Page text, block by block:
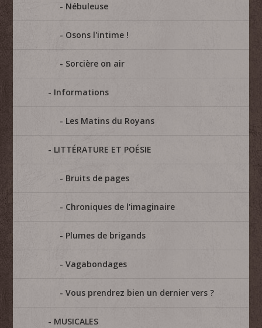
Nébuleuse
Osons l'intime !
Sorcière on air
Informations
Les Matins du Royans
LITTÉRATURE ET POÉSIE
Bruits de pages
Chroniques de l'imaginaire
Plumes de brigands
Vagabondages
Vous prendrez bien un dernier vers ?
MUSICALES